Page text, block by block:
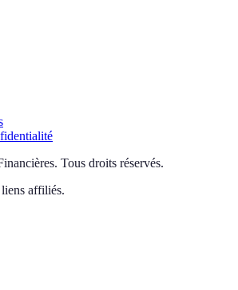
. Tous droits réservés.
affiliés.